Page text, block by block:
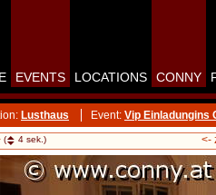
EVENTS LOCATIONS CONNY
Lusthaus Event: Vip Einladungins
( 4 sek.) <-